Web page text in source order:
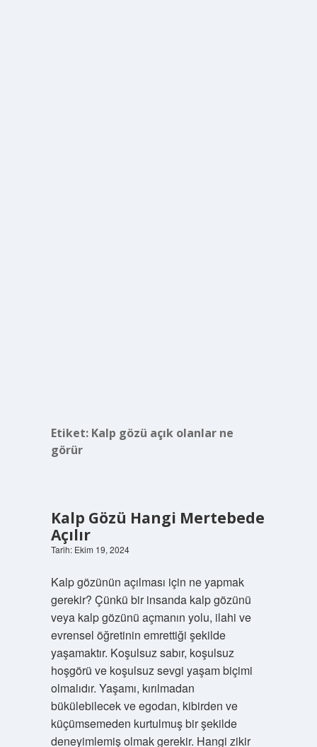
Etiket: Kalp gözü açık olanlar ne
görür
Kalp Gözü Hangi Mertebede
Açılır
Tarih: Ekim 19, 2024
Kalp gözünün açılması için ne yapmak
gerekir? Çünkü bir insanda kalp gözünü
veya kalp gözünü açmanın yolu, ilahi ve
evrensel öğretinin emrettiği şekilde
yaşamaktır. Koşulsuz sabır, koşulsuz
hoşgörü ve koşulsuz sevgi yaşam biçimi
olmalıdır. Yaşamı, kırılmadan
bükülebilecek ve egodan, kibirden ve
küçümsemeden kurtulmuş bir şekilde
deneyimlemiş olmak gerekir. Hangi zikir